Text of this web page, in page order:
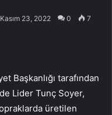
Kasım 23, 2022 0 7
Başkanlığı tarafından
Lider Tunç Soyer,
üretilen